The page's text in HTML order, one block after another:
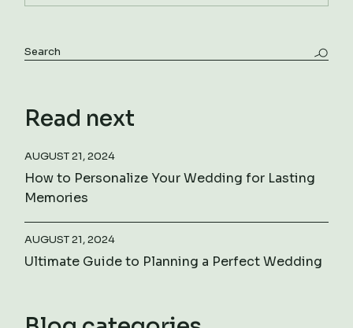
Read next
AUGUST 21, 2024
How to Personalize Your Wedding for Lasting
Memories
AUGUST 21, 2024
Ultimate Guide to Planning a Perfect Wedding